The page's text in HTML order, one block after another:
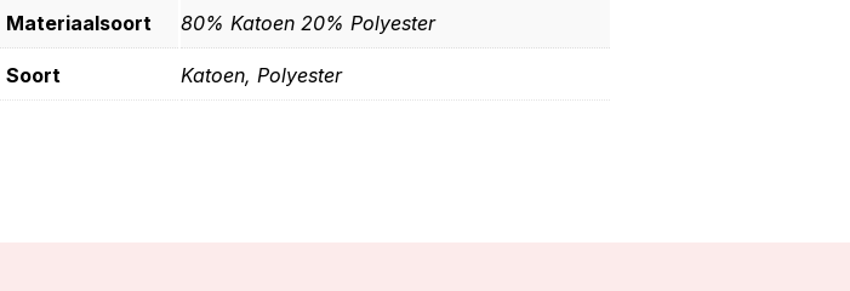
Materiaalsoort 80% Katoen 20% Polyester
Soort Katoen, Polyester